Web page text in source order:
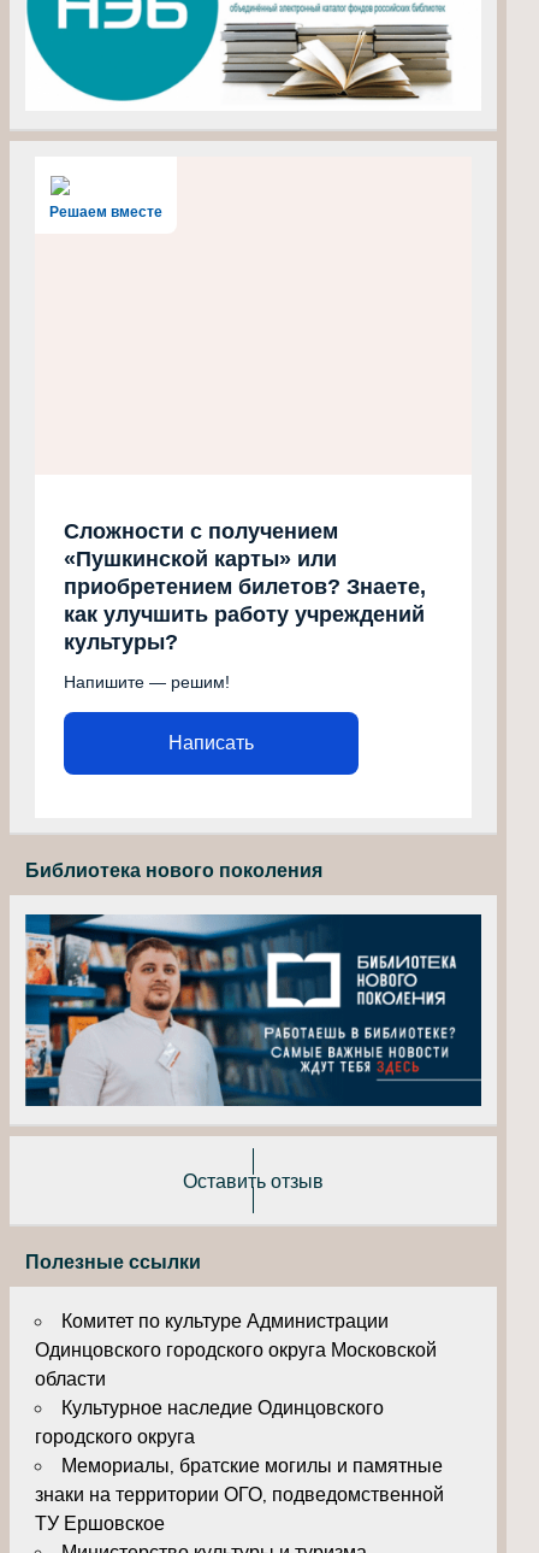
Решаем вместе
Сложности с получением
«Пушкинской карты» или
приобретением билетов? Знаете,
как улучшить работу учреждений
культуры?
Напишите — решим!
Написать
Библиотека нового поколения
Оставить отзыв
Полезные ссылки
Комитет по культуре Администрации
Одинцовского городского округа Московской
области
Культурное наследие Одинцовского
городского округа
Мемориалы, братские могилы и памятные
знаки на территории ОГО, подведомственной
ТУ Ершовское